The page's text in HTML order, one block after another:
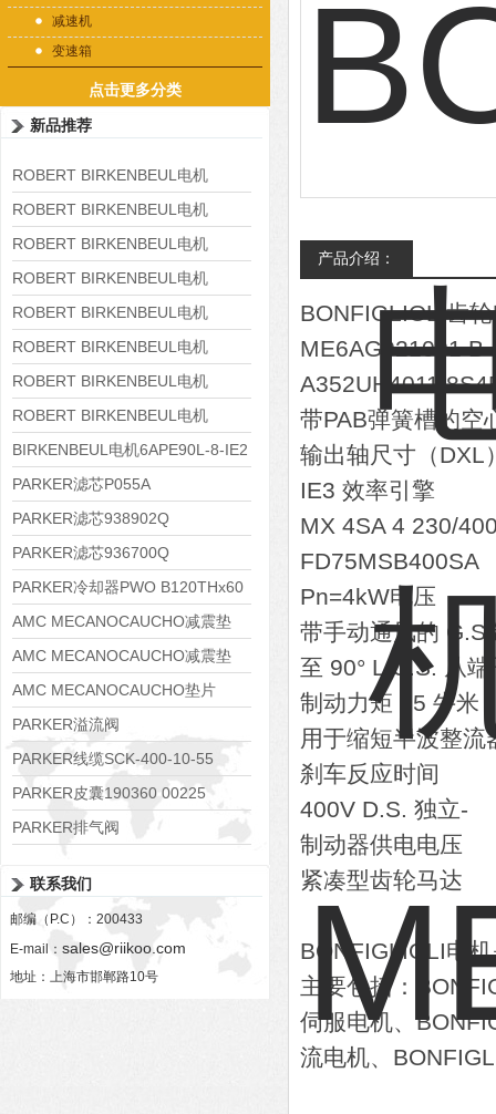
减速机
变速箱
点击更多分类
新品推荐
ROBERT BIRKENBEUL电机
8APE225M-4-IE3
ROBERT BIRKENBEUL电机
8APE180L-4 IE3
ROBERT BIRKENBEUL电机
8APE160M-6 IE3
ROBERT BIRKENBEUL电机
8APE160L-4-IE3
ROBERT BIRKENBEUL电机
8APE112M-6K-IE3
ROBERT BIRKENBEUL电机
8APE100L-2 IE3
ROBERT BIRKENBEUL电机
8APE90S-4 IE3
ROBERT BIRKENBEUL电机
8APE80M-2K-IE3
BIRKENBEUL电机6APE90L-8-IE2
PARKER滤芯P055A
PARKER滤芯938902Q
PARKER滤芯936700Q
PARKER冷却器PWO B120THx60
AMC MECANOCAUCHO减震垫
138552
AMC MECANOCAUCHO减震垫
138551
AMC MECANOCAUCHO垫片
608074
PARKER溢流阀
RE06M35W2N1KWXG087
PARKER线缆SCK-400-10-55
PARKER皮囊190360 00225
PARKER排气阀
联系我们
邮编（P.C）：200433
E-mail： sales@riikoo.com
地址：上海市邯郸路10号
产品介绍：
BONFIGLIOLI齿
ME6AG021001 B
带PAB弹簧槽的空
输出轴尺寸（DXL
IE3 效率引擎
MX 4SA 4 230/
FD75MSB400SA
Pn=4kW电压
带手动通风的 G.S
至 90° L.U.S. 从
制动力矩 75 牛米
用于缩短半波整流
刹车反应时间
400V D.S. 独立-
制动器供电电压
紧凑型齿轮马达
BONFIGLIOLI电
主要包括：
伺服电机、
流电机、